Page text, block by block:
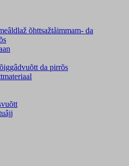
õhttsažtåimmam- da
da pirrõs